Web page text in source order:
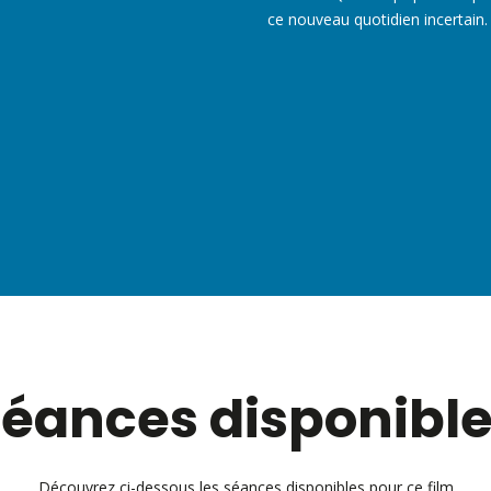
ce nouveau quotidien incertain.